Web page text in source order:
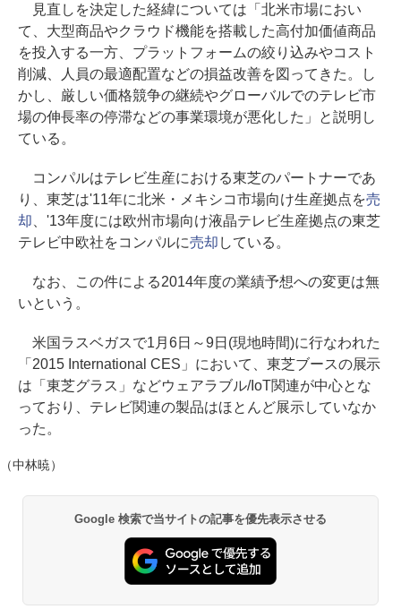
見直しを決定した経緯については「北米市場におい
て、大型商品やクラウド機能を搭載した高付加価値商品
を投入する一方、プラットフォームの絞り込みやコスト
削減、人員の最適配置などの損益改善を図ってきた。し
かし、厳しい価格競争の継続やグローバルでのテレビ市
場の伸長率の停滞などの事業環境が悪化した」と説明し
ている。
コンパルはテレビ生産における東芝のパートナーであ
り、東芝は'11年に北米・メキシコ市場向け生産拠点を売
却 、'13年度には欧州市場向け液晶テレビ生産拠点の東芝
テレビ中欧社をコンパルに売却 している。
なお、この件による2014年度の業績予想への変更は無
いという。
米国ラスベガスで1月6日～9日(現地時間)に行なわれた
「2015 International CES」において、東芝ブースの展示
は「東芝グラス」などウェアラブル/IoT関連が中心とな
っており、テレビ関連の製品はほとんど展示していなか
った。
（中林暁）
Google 検索で当サイトの記事を優先表示させる